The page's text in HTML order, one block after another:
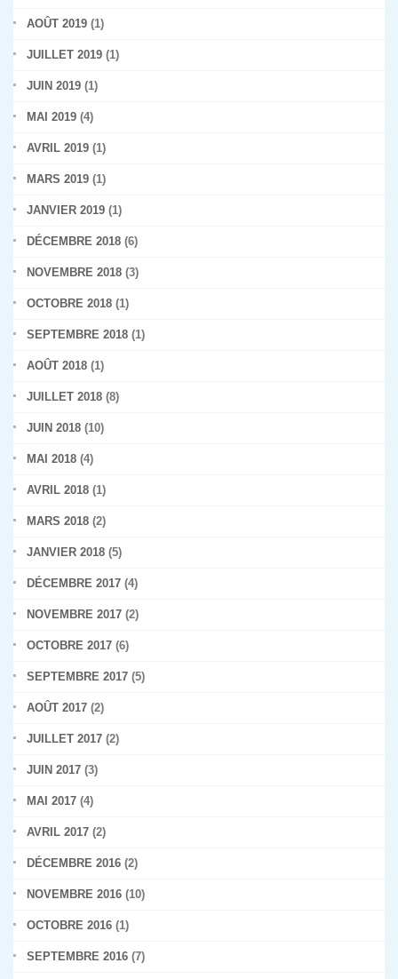
AOÛT 2019 (1)
JUILLET 2019 (1)
JUIN 2019 (1)
MAI 2019 (4)
AVRIL 2019 (1)
MARS 2019 (1)
JANVIER 2019 (1)
DÉCEMBRE 2018 (6)
NOVEMBRE 2018 (3)
OCTOBRE 2018 (1)
SEPTEMBRE 2018 (1)
AOÛT 2018 (1)
JUILLET 2018 (8)
JUIN 2018 (10)
MAI 2018 (4)
AVRIL 2018 (1)
MARS 2018 (2)
JANVIER 2018 (5)
DÉCEMBRE 2017 (4)
NOVEMBRE 2017 (2)
OCTOBRE 2017 (6)
SEPTEMBRE 2017 (5)
AOÛT 2017 (2)
JUILLET 2017 (2)
JUIN 2017 (3)
MAI 2017 (4)
AVRIL 2017 (2)
DÉCEMBRE 2016 (2)
NOVEMBRE 2016 (10)
OCTOBRE 2016 (1)
SEPTEMBRE 2016 (7)